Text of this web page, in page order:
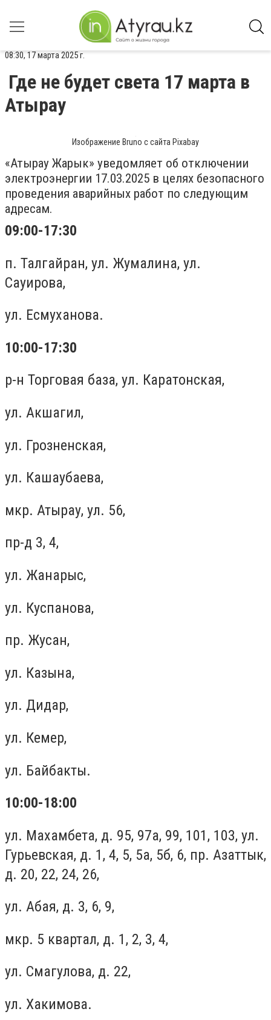
08:30, 17 марта 2025 г.
Где не будет света 17 марта в
Атырау
Изображение Bruno с сайта Pixabay
«Атырау Жарык» уведомляет об отключении
электроэнергии 17.03.2025 в целях безопасного
проведения аварийных работ по следующим
адресам.
09:00-17:30
п. Талгайран, ул. Жумалина, ул.
Сауирова,
ул. Есмуханова.
10:00-17:30
р-н Торговая база, ул. Каратонская,
ул. Акшагил,
ул. Грозненская,
ул. Кашаубаева,
мкр. Атырау, ул. 56,
пр-д 3, 4,
ул. Жанарыс,
ул. Куспанова,
пр. Жусан,
ул. Казына,
ул. Дидар,
ул. Кемер,
ул. Байбакты.
10:00-18:00
ул. Махамбета, д. 95, 97а, 99, 101, 103, ул.
Гурьевская, д. 1, 4, 5, 5а, 5б, 6, пр. Азаттык,
д. 20, 22, 24, 26,
ул. Абая, д. 3, 6, 9,
мкр. 5 квартал, д. 1, 2, 3, 4,
ул. Смагулова, д. 22,
ул. Хакимова.